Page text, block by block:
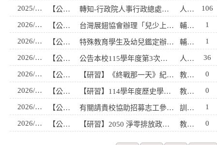
2025/05/14 【公告】 轉知-行政院人事行政總處於「公務人員個人資料服務網」（以下簡稱MyData）建置「不得具大陸戶籍、護照、身分證、定居證或居住證情形具結書」，自114年4月30日上線，請同仁多加利用。 人事室 106
2026/08/06 【公告】 台灣展翅協會辦理「兒少上線中，登入我們的社群時代！」2026兒少培力工作坊 輔導室 1
2026/08/06 【公告】 特殊教育學生及幼兒鑑定辦法說明手冊 輔導室 1
2026/08/05 【公告】 公告本校115學年度第3次代理教師甄選結果~ 人事室 36
2026/08/05 【公告】 【研習】《終戰那一天》紀錄片專題－被遺忘的台灣二戰記憶 教務處書記 0
2026/08/05 【公告】 【研習】114學年度歷史學科中心線上讀書會暑期成果分享 教務處書記 0
2026/08/05 【公告】 有關請貴校協助招募志工參與由臺南青年志工中心舉辦之 「年度主題式服務方案：漫遊古都走讀在400年後」服務 及相關培訓，請查照。 訓育組 1
2026/08/04 【公告】 【研習】2050 淨零排放政策系列：林業發展與轉型實察活動 教務處書記 0